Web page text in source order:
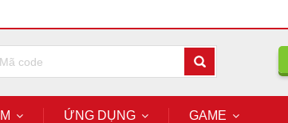
ỨNG DỤNG GAME